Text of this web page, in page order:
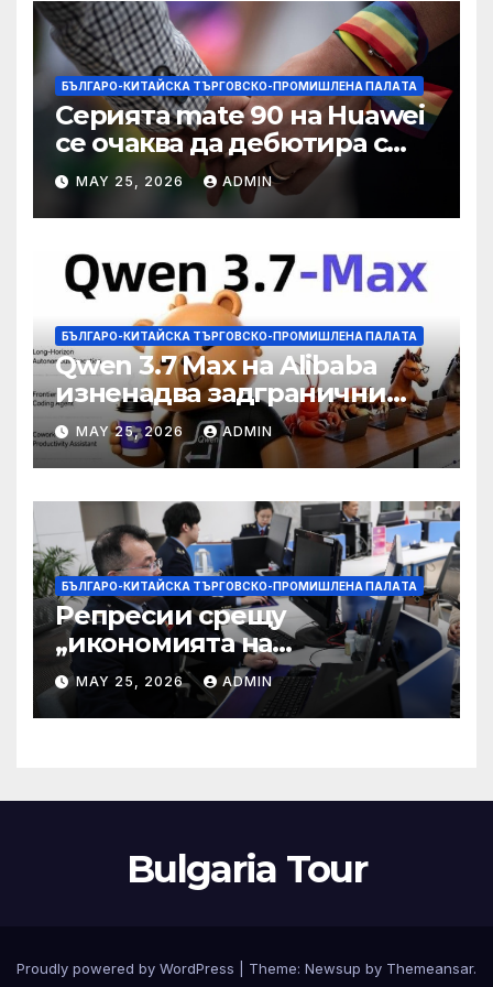
БЪЛГАРО-КИТАЙСКА ТЪРГОВСКО-ПРОМИШЛЕНА ПАЛAТА
Серията mate 90 на Huawei
се очаква да дебютира с
нов чип Kirin тази есен ·
TechNode
MAY 25, 2026 ADMIN
БЪЛГАРО-КИТАЙСКА ТЪРГОВСКО-ПРОМИШЛЕНА ПАЛAТА
Qwen 3.7 Max на Alibaba
изненадва задгранични
разработчици с 35-часово
автономно изпълнение на
задачи
MAY 25, 2026 ADMIN
БЪЛГАРО-КИТАЙСКА ТЪРГОВСКО-ПРОМИШЛЕНА ПАЛAТА
Репресии срещу
„икономията на
фактурирането“
MAY 25, 2026 ADMIN
Bulgaria Tour
Proudly powered by WordPress Theme: Newsup by Themeansar.